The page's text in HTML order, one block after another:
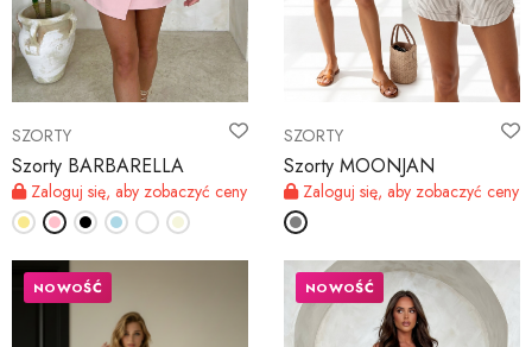
SZORTY
Szorty BARBARELLA
Zaloguj się, aby zobaczyć ceny
SZORTY
Szorty MOONJAN
Zaloguj się, aby zobaczyć ceny
NOWOŚĆ NOWOŚĆ